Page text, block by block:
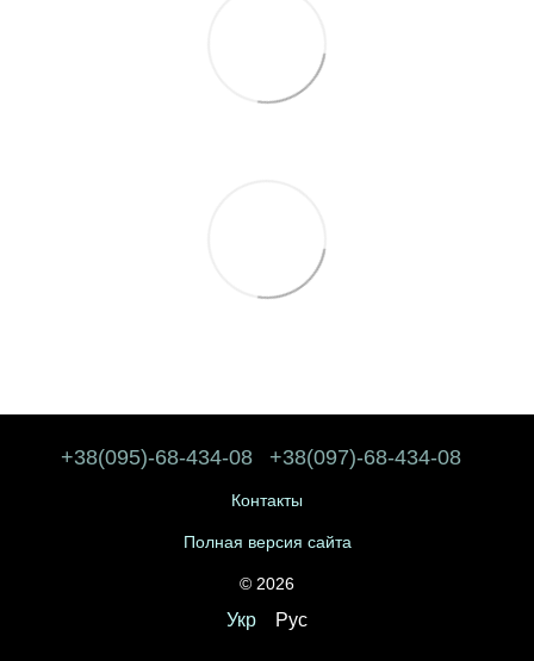
+38(095)-68-434-08 +38(097)-68-434-08
Контакты
Полная версия сайта
© 2026
Укр Рус